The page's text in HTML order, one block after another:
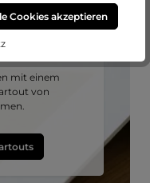
mit einem
von
Cookies akzeptieren